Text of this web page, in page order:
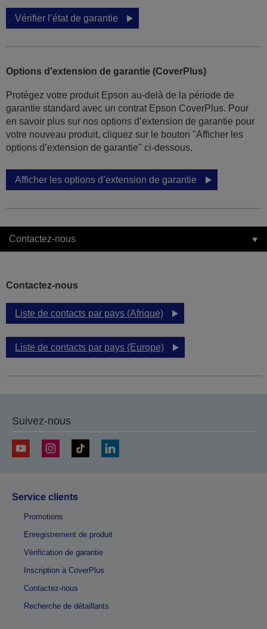
Vérifier l’état de garantie
Options d'extension de garantie (CoverPlus)
Protégez votre produit Epson au-delà de la période de
garantie standard avec un contrat Epson CoverPlus. Pour
en savoir plus sur nos options d’extension de garantie pour
votre nouveau produit, cliquez sur le bouton "Afficher les
options d’extension de garantie" ci-dessous.
Afficher les options d’extension de garantie
Contactez-nous
Contactez-nous
Liste de contacts par pays (Afrique)
Liste de contacts par pays (Europe)
Suivez-nous
Service clients
Promotions
Enregistrement de produit
Vérification de garantie
Inscription à CoverPlus
Contactez-nous
Recherche de détaillants